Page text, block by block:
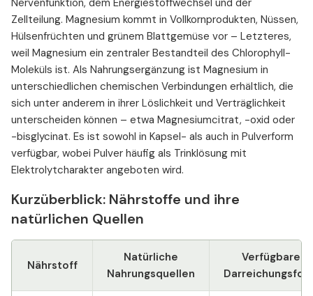
Nervenfunktion, dem Energiestoffwechsel und der
Zellteilung. Magnesium kommt in Vollkornprodukten, Nüssen,
Hülsenfrüchten und grünem Blattgemüse vor – Letzteres,
weil Magnesium ein zentraler Bestandteil des Chlorophyll-
Moleküls ist. Als Nahrungsergänzung ist Magnesium in
unterschiedlichen chemischen Verbindungen erhältlich, die
sich unter anderem in ihrer Löslichkeit und Verträglichkeit
unterscheiden können – etwa Magnesiumcitrat, -oxid oder
-bisglycinat. Es ist sowohl in Kapsel- als auch in Pulverform
verfügbar, wobei Pulver häufig als Trinklösung mit
Elektrolytcharakter angeboten wird.
Kurzüberblick: Nährstoffe und ihre
natürlichen Quellen
Nährstoff
Natürliche
Nahrungsquellen
Verfügbare